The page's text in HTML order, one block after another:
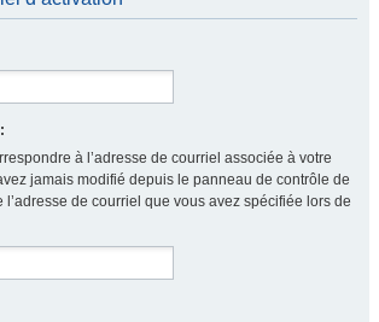
à l’adresse de courriel associée à votre
jamais modifié depuis le panneau de contrôle de
l’adresse de courriel que vous avez spécifiée lors de